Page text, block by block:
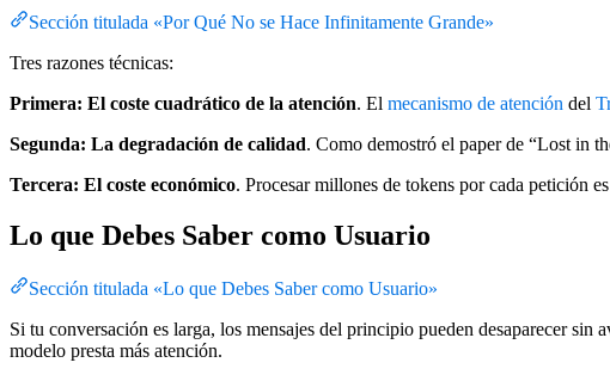
Sección titulada «Por Qué No se Hace Infinitamente Grande»
Tres razones técnicas:
Primera: El coste cuadrático de la atención. El mecanismo de atención del
Segunda: La degradación de calidad. Como demostró el paper de “Lost in
Tercera: El coste económico. Procesar millones de tokens por cada petición
Lo que Debes Saber como Usuario
Sección titulada «Lo que Debes Saber como Usuario»
Si tu conversación es larga, los mensajes del principio pueden desaparecer
modelo presta más atención.